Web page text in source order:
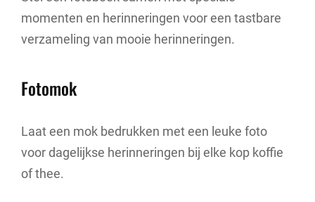
momenten en herinneringen voor een tastbare
verzameling van mooie herinneringen.
Fotomok
Laat een mok bedrukken met een leuke foto
voor dagelijkse herinneringen bij elke kop koffie
of thee.